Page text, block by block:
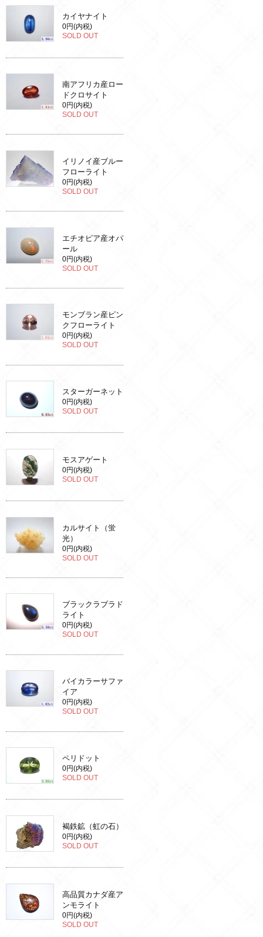
カイヤナイト
0円(内税)
SOLD OUT
南アフリカ産ロー
ドクロサイト
0円(内税)
SOLD OUT
イリノイ産ブルー
フローライト
0円(内税)
SOLD OUT
エチオピア産オパ
ール
0円(内税)
SOLD OUT
モンブラン産ピン
クフローライト
0円(内税)
SOLD OUT
スターガーネット
0円(内税)
SOLD OUT
モスアゲート
0円(内税)
SOLD OUT
カルサイト（蛍
光）
0円(内税)
SOLD OUT
ブラックラブラド
ライト
0円(内税)
SOLD OUT
バイカラーサファ
イア
0円(内税)
SOLD OUT
ペリドット
0円(内税)
SOLD OUT
褐鉄鉱（虹の石）
0円(内税)
SOLD OUT
高品質カナダ産ア
ンモライト
0円(内税)
SOLD OUT